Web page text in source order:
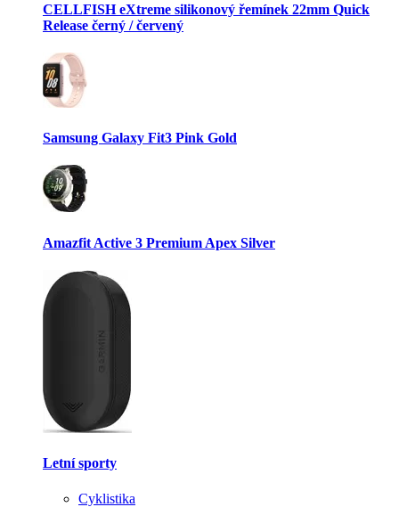
CELLFISH eXtreme silikonový řemínek 22mm Quick
Release černý / červený
Samsung Galaxy Fit3 Pink Gold
Amazfit Active 3 Premium Apex Silver
Letní sporty
Cyklistika